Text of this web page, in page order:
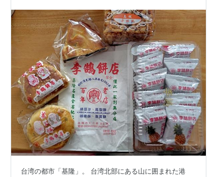
台湾の都市「基隆」。 台湾北部にある山に囲まれた港